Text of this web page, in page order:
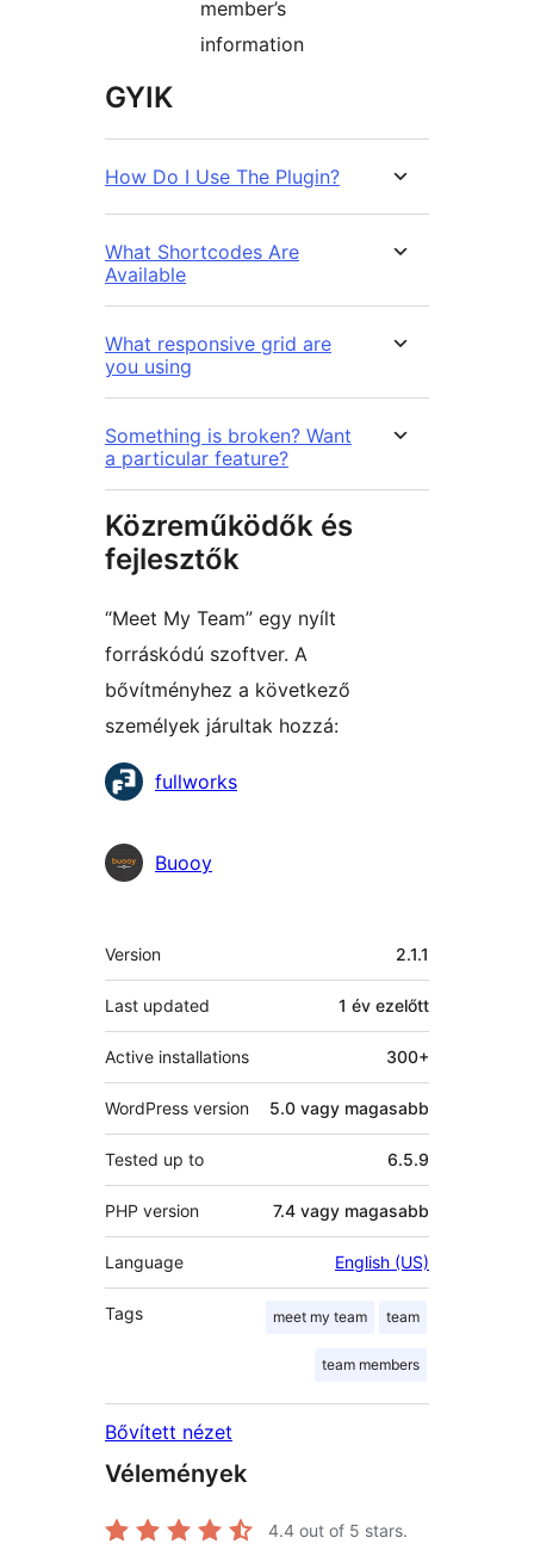
member’s
information
GYIK
How Do I Use The Plugin?
What Shortcodes Are
Available
What responsive grid are
you using
Something is broken? Want
a particular feature?
Közreműködők és
fejlesztők
“Meet My Team” egy nyílt
forráskódú szoftver. A
bővítményhez a következő
személyek járultak hozzá:
Közreműködők
fullworks
Buooy
Meta
Version 2.1.1
Last updated 1 év ezelőtt
Active installations 300+
WordPress version 5.0 vagy magasabb
Tested up to 6.5.9
PHP version 7.4 vagy magasabb
Language English (US)
Tags meet my team team
team members
Bővített nézet
Vélemények
4.4 out of 5 stars.